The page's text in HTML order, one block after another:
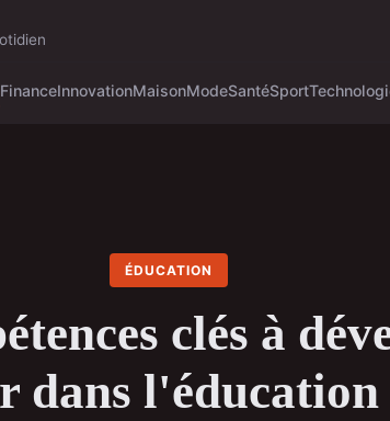
FinanceInnovationMaisonModeSantéSport
ÉDUCATION
clés à
dans l'éducation